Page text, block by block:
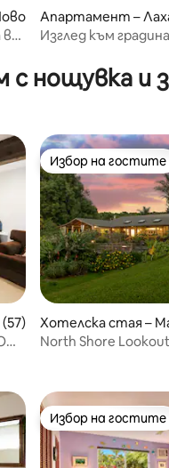
място за отсядане
в
Апартамент –
Изглед към
магазини 259
нощувка и
оценка: 4,98 от 5, 57
Избор на гостите
Избор на гостите
Хотелска стая –
North Shore
Избор на гостите
Избор на гостите